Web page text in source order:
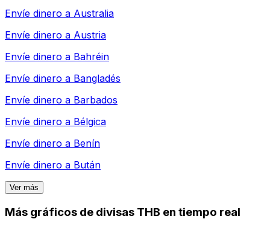
Envíe dinero a Australia
Envíe dinero a Austria
Envíe dinero a Bahréin
Envíe dinero a Bangladés
Envíe dinero a Barbados
Envíe dinero a Bélgica
Envíe dinero a Benín
Envíe dinero a Bután
Ver más
Más gráficos de divisas THB en tiempo real